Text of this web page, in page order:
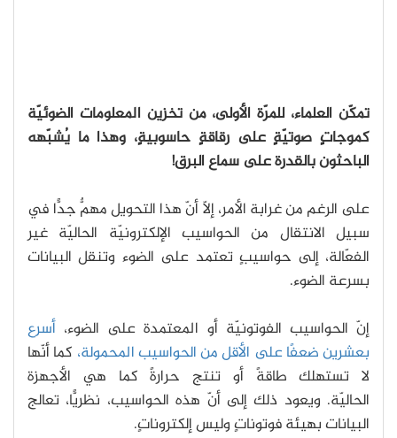
تمكّن العلماء، للمرّة الأولى، من تخزين المعلومات الضوئيّة
كموجاتٍ صوتيّةٍ على رقاقةٍ حاسوبيةٍ، وهذا ما يُشبّهه
الباحثون بالقدرة على سماع البرق!
على الرغم من غرابة الأمر، إلّا أنّ هذا التحويل مهمٌّ جدًّا في
سبيل الانتقال من الحواسيب الإلكترونيّة الحاليّة غير
الفعّالة، إلى حواسيبٍ تعتمد على الضوء وتنقل البيانات
بسرعة الضوء.
إنّ الحواسيب الفوتونيّة أو المعتمدة على الضوء، أسرع
بعشرين ضعفًا على الأقل من الحواسيب المحمولة، كما أنّها
لا تستهلك طاقةً أو تنتج حرارةً كما هي الأجهزة
الحاليّة. ويعود ذلك إلى أنّ هذه الحواسيب، نظريًّا، تعالج
البيانات بهيئة فوتوناتٍ وليس إلكتروناتٍ.